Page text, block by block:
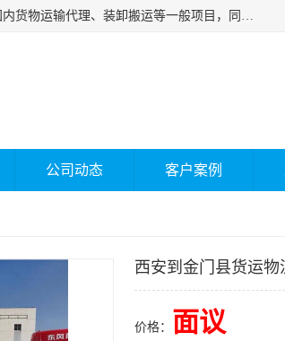
西安福鸿祥物流有限公司成立于2021年，位于陕西省西安市灞桥区，公司主要从事国内货物运输代理、装卸搬运等一般项目，同时具备道路货物运输（不含危险货物）的许可资质。凭借专业的物流服务和*的运输能力，公司致力于为客户提供安全、可靠的物流解决方案，满足多样化的运输需求，助力企业*运营。
公司动态 客户案例
西安到金门县货运
价格： 面议